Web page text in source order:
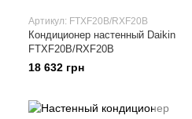
Артикул: FTXF20B/RXF20B
Кондиционер настенный Daikin
FTXF20B/RXF20B
18 632 грн